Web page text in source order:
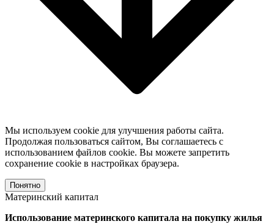
Мы используем cookie для улучшения работы сайта.
Продолжая пользоваться сайтом, Вы соглашаетесь с
использованием файлов cookie. Вы можете запретить
сохранение cookie в настройках браузера.
Понятно
Материнский капитал
Использование материнского капитала на покупку жилья